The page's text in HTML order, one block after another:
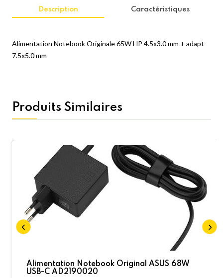
Description Caractéristiques
Alimentation Notebook Originale 65W HP 4.5x3.0 mm + adapt
7.5x5.0 mm
Produits Similaires
Alimentation Notebook Original ASUS 68W
USB-C AD2190020